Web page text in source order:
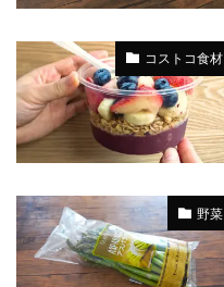
コストコ食材
野菜